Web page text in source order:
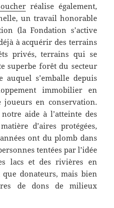
réalise également,
un travail honorable
(la Fondation s’active
à acquérir des terrains
privés, terrains qui se
superbe forêt du secteur
s’emballe depuis
immobilier en
en conservation.
aide à l’atteinte des
d’aires protégées,
ont du plomb dans
tentées par l’idée
lacs et des rivières en
que donateurs, mais bien
de dons de milieux